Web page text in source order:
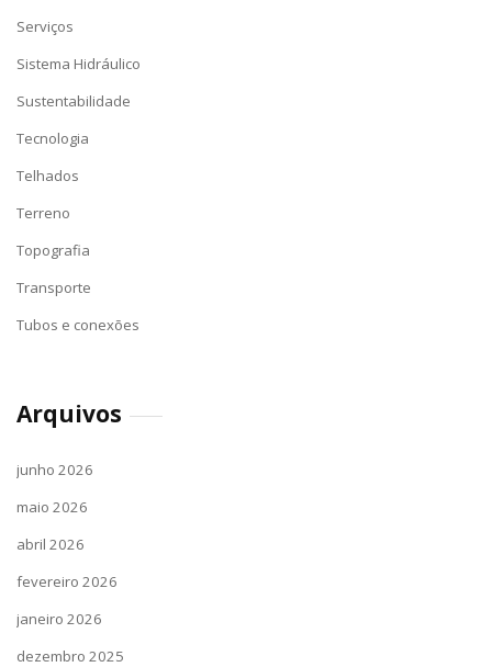
Serviços
Sistema Hidráulico
Sustentabilidade
Tecnologia
Telhados
Terreno
Topografia
Transporte
Tubos e conexões
Arquivos
junho 2026
maio 2026
abril 2026
fevereiro 2026
janeiro 2026
dezembro 2025